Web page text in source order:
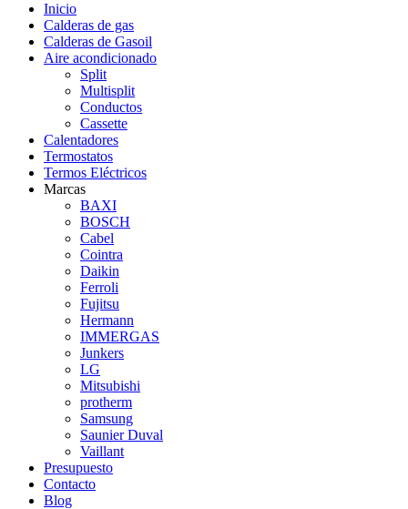
Inicio
Calderas de gas
Calderas de Gasoil
Aire acondicionado
Split
Multisplit
Conductos
Cassette
Calentadores
Termostatos
Termos Eléctricos
Marcas
BAXI
BOSCH
Cabel
Cointra
Daikin
Ferroli
Fujitsu
Hermann
IMMERGAS
Junkers
LG
Mitsubishi
protherm
Samsung
Saunier Duval
Vaillant
Presupuesto
Contacto
Blog